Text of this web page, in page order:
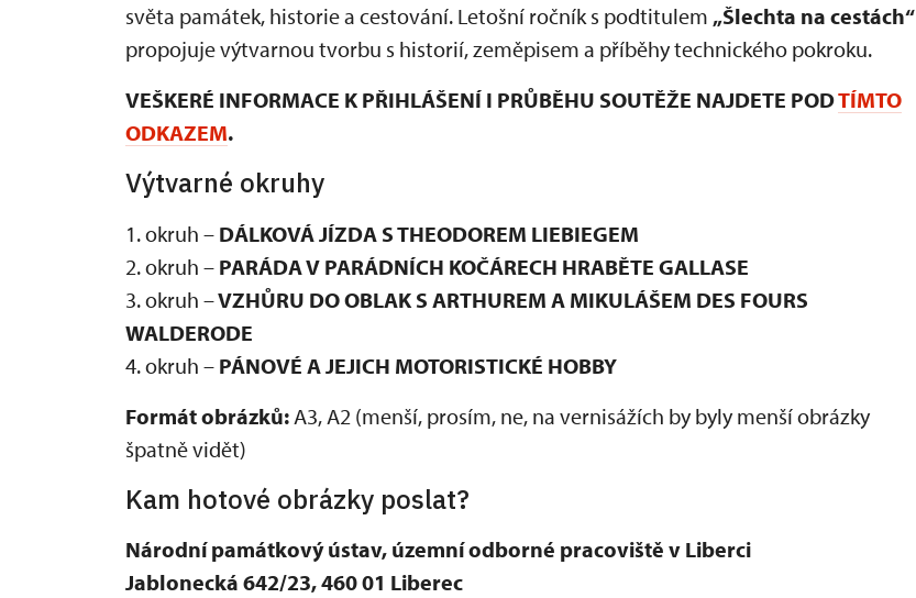
světa památek, historie a cestování. Letošní ročník s podtitulem „Šlechta na cestách“
propojuje výtvarnou tvorbu s historií, zeměpisem a příběhy technického pokroku.
VEŠKERÉ INFORMACE K PŘIHLÁŠENÍ I PRŮBĚHU SOUTĚŽE NAJDETE PODTÍMTO
ODKAZEM.
Výtvarné okruhy
1. okruh – DÁLKOVÁ JÍZDA S THEODOREM LIEBIEGEM
2. okruh – PARÁDA V PARÁDNÍCH KOČÁRECH HRABĚTE GALLASE
3. okruh –VZHŮRU DO OBLAK S ARTHUREM A MIKULÁŠEM DES FOURS
WALDERODE
4. okruh – PÁNOVÉ A JEJICH MOTORISTICKÉ HOBBY
Formát obrázků: A3, A2 (menší, prosím, ne, na vernisážích by byly menší obrázky
špatně vidět)
Kam hotové obrázky poslat?
Národní památkový ústav, územní odborné pracoviště v Liberci
Jablonecká 642/23, 460 01 Liberec